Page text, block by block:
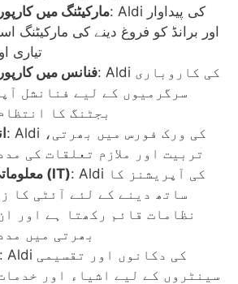
مارکیٹنگ میں: Aldi کی پیداوار
اور برانڈ کو فروغ دینے کی مارکیٹنگ
تیاری
فنانس میں: Aldi کی کاروباری
سرگرمیوں کے لیے فنانشل
بجٹنگ کا
: Aldi کی ورک فورس میں بھرتی،
تربیت اور ملازم تعلقات کی
معلوماتی ٹیکنالوجی (IT): Aldi کی آپریشنز کا
ساتھ دینے کے لئے آئٹی کا
نظامات قائم رکھتا ہے اور
بھرتی میں
: Aldi کی دکانوں اور تقسیمی
سینٹروں کے لیے اشیاء اور